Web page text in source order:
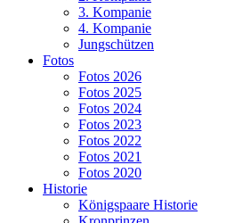
3. Kompanie
4. Kompanie
Jungschützen
Fotos
Fotos 2026
Fotos 2025
Fotos 2024
Fotos 2023
Fotos 2022
Fotos 2021
Fotos 2020
Historie
Königspaare Historie